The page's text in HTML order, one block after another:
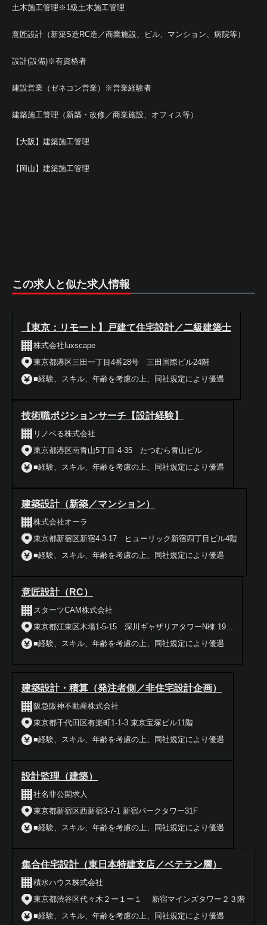
土木施工管理※1級土木施工管理
意匠設計（新築S造RC造／商業施設、ビル、マンション、病院等）
設計(設備)※有資格者
建設営業（ゼネコン営業）※営業経験者
建築施工管理（新築・改修／商業施設、オフィス等）
【大阪】建築施工管理
【岡山】建築施工管理
この求人と似た求人情報
【東京：リモート】戸建て住宅設計／二級建築士
株式会社luxscape
東京都港区三田一丁目4番28号 三田国際ビル24階
■経験、スキル、年齢を考慮の上、同社規定により優遇
技術職ポジションサーチ【設計経験】
リノベる株式会社
東京都港区南青山5丁目‐4‐35 たつむら青山ビル
■経験、スキル、年齢を考慮の上、同社規定により優遇
建築設計（新築／マンション）
株式会社オーラ
東京都新宿区新宿4-3-17 ヒューリック新宿四丁目ビル4階
■経験、スキル、年齢を考慮の上、同社規定により優遇
意匠設計（RC）
スターツCAM株式会社
東京都江東区木場1-5-15 深川ギャザリアタワーN棟 19...
■経験、スキル、年齢を考慮の上、同社規定により優遇
建築設計・積算（発注者側／非住宅設計企画）
阪急阪神不動産株式会社
東京都千代田区有楽町1-1-3 東京宝塚ビル11階
■経験、スキル、年齢を考慮の上、同社規定により優遇
設計監理（建築）
社名非公開求人
東京都新宿区西新宿3-7-1 新宿パークタワー31F
■経験、スキル、年齢を考慮の上、同社規定により優遇
集合住宅設計（東日本特建支店／ベテラン層）
積水ハウス株式会社
東京都渋谷区代々木２ー１ー１ 新宿マインズタワー２３階
■経験、スキル、年齢を考慮の上、同社規定により優遇